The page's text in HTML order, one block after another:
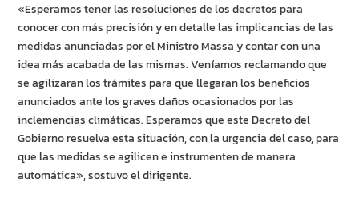
«Esperamos tener las resoluciones de los decretos para
conocer con más precisión y en detalle las implicancias de las
medidas anunciadas por el Ministro Massa y contar con una
idea más acabada de las mismas. Veníamos reclamando que
se agilizaran los trámites para que llegaran los beneficios
anunciados ante los graves daños ocasionados por las
inclemencias climáticas. Esperamos que este Decreto del
Gobierno resuelva esta situación, con la urgencia del caso, para
que las medidas se agilicen e instrumenten de manera
automática», sostuvo el dirigente.